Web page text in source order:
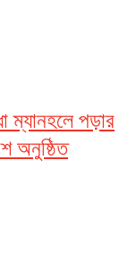
ম্যানহলে পড়ার
অনুষ্ঠিত